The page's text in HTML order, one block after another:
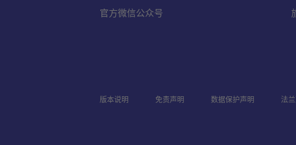
官方微信公众号
版本说明 免责声明 数据保护声明 法